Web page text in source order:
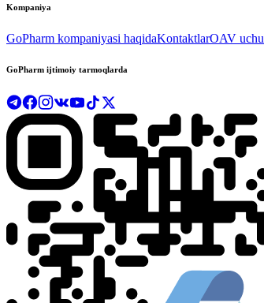
Kompaniya
GoPharm kompaniyasi haqidaKontaktlarOAV
GoPharm ijtimoiy tarmoqlarda